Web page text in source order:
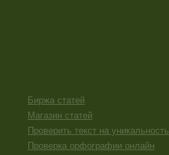
Биржа статей
Магазин статей
Проверить текст на уникальность
Проверка орфографии онлайн